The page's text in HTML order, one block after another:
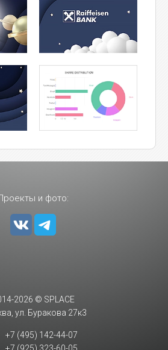
и фото:
2026 © SPLACE
ул. Буракова 27к3
+7 (495) 142-44-07
+7 (925) 323-60-05